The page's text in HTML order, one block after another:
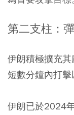
第二支柱：
伊朗積極擴充
短數分鐘內打擊
伊朗已於2024